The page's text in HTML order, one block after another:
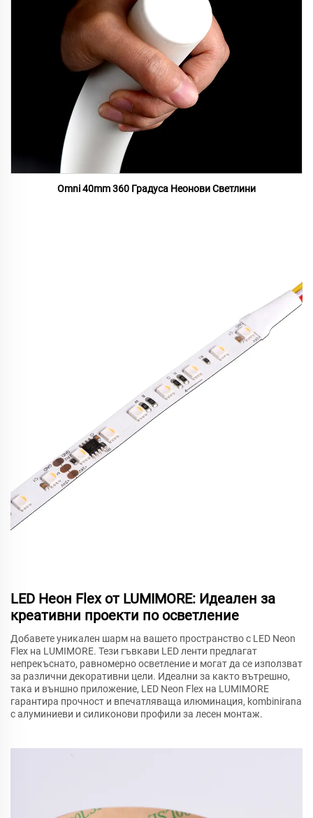
Omni 40mm 360 Градуса Неонови Светлини
LED Неон Flex от LUMIMORE: Идеален за
креативни проекти по осветление
Добавете уникален шарм на вашето пространство с LED Neon
Flex на LUMIMORE. Тези гъвкави LED ленти предлагат
непрекъснато, равномерно осветление и могат да се използват
за различни декоративни цели. Идеални за както вътрешно,
така и външно приложение, LED Neon Flex на LUMIMORE
гарантира прочност и впечатляваща илюминация, kombinirana
с алуминиеви и силиконови профили за лесен монтаж.